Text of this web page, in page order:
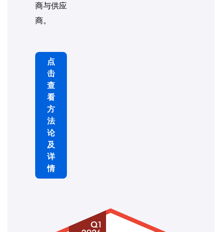
商与供应
商。
点
击
查
看
方
法
论
及
详
情